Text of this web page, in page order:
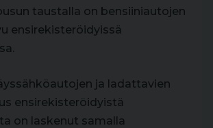
taustalla on bensiiniautojen
ensirekisteröidyissä
ja ladattavien
ensirekisteröidyistä
on laskenut samalla